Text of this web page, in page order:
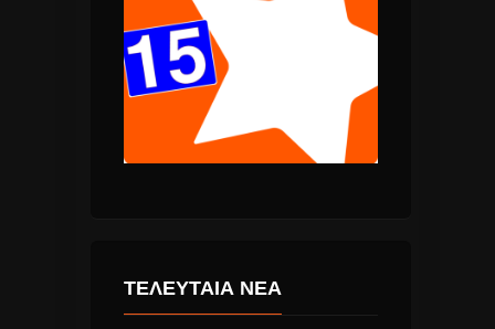
ΤΕΛΕΥΤΑΙΑ ΝΕΑ